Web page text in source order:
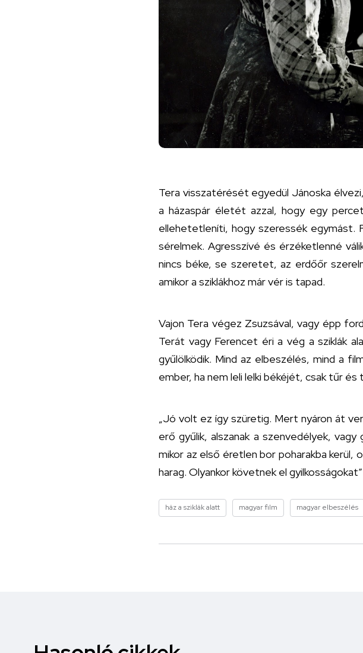
Tera visszatérését egyedül Jánoska
a házaspár életét azzal, hogy egy
ellehetetleníti, hogy szeressék
sérelmek. Agresszívé és érzéketlenné
nincs béke, se szeretet, az erdőőr
amikor a sziklákhoz már vér is tapad.
Vajon Tera végez Zsuzsával, vagy épp
Terát vagy Ferencet éri a vég a sziklák
gyűlölködik. Mind az elbeszélés, mind a
ember, ha nem leli lelki békéjét, csak tűr és
„Jó volt ez így szüretig. Mert nyáron át
erő gyűlik, alszanak a szenvedélyek,
mikor az első éretlen bor poharakba kerül,
harag. Olyankor követnek el
ház a sziklák alatt magyar film magyar elbeszélés